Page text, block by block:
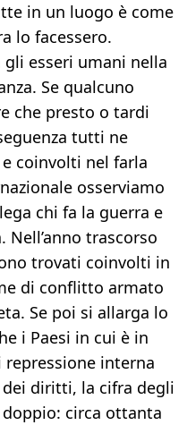
in un luogo è come
lo facessero.
gli esseri umani nella
Se qualcuno
che presto o tardi
tutti ne
coinvolti nel farla
osserviamo
chi fa la guerra e
trascorso
trovati coinvolti in
di conflitto armato
Se poi si allarga lo
i Paesi in cui è in
interna
diritti, la cifra degli
circa ottanta